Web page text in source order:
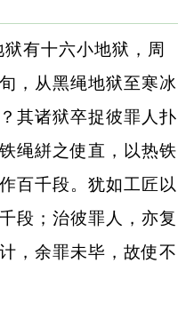
有十六小地狱，周
，从黑绳地狱至寒冰
其诸狱卒捉彼罪人扑
绳絣之使直，以热铁
百千段。犹如工匠以
段；治彼罪人，亦复
，余罪未毕，故使不